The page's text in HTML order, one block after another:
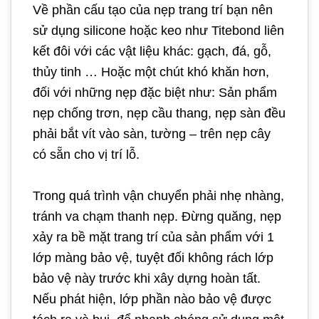
Về phần cấu tạo của nẹp trang trí bạn nên
sử dụng silicone hoặc keo như Titebond liên
kết đôi với các vật liệu khác: gạch, đá, gỗ,
thủy tinh … Hoặc một chút khó khăn hơn,
đối với những nẹp đặc biệt như: Sản phẩm
nẹp chống trơn, nẹp cầu thang, nẹp sàn đều
phải bắt vít vào sàn, tường – trên nẹp cây
có sẵn cho vị trí lỗ.
Trong quá trình vận chuyển phải nhẹ nhàng,
tránh va chạm thanh nẹp. Đừng quăng, nẹp
xảy ra bề mặt trang trí của sản phẩm với 1
lớp màng bảo vệ, tuyệt đối không rách lớp
bảo vệ này trước khi xây dựng hoàn tất.
Nếu phát hiện, lớp phần nào bảo vệ được